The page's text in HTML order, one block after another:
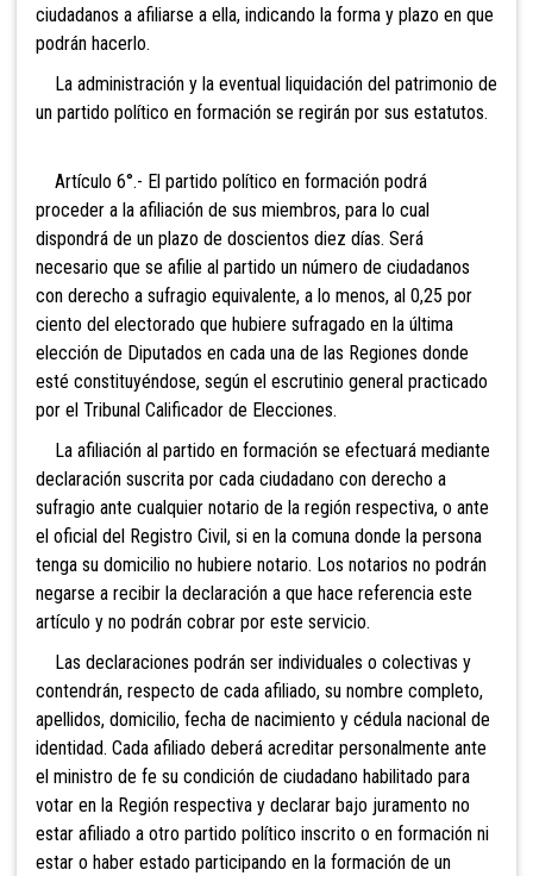
ciudadanos a afiliarse a ella, indicando la forma y plazo en que
podrán hacerlo.
La administración y la eventual liquidación del patrimonio de
un partido político en formación se regirán por sus estatutos.
Artículo 6°.- El partido político en formación podrá
proceder a la afiliación de sus miembros, para lo cual
dispondrá de un plazo de doscientos diez días. Será
necesario que se afilie al partido un número de ciudadanos
con derecho a sufragio equivalente, a lo menos, al 0,25 por
ciento del electorado que hubiere sufragado en la última
elección de Diputados en cada una de las Regiones donde
esté constituyéndose, según el escrutinio general practicado
por el Tribunal Calificador de Elecciones.
La afiliación al partido en formación se efectuará mediante
declaración suscrita por cada ciudadano con derecho a
sufragio ante cualquier notario de la región respectiva, o ante
el oficial del Registro Civil, si en la comuna donde la persona
tenga su domicilio no hubiere notario. Los notarios no podrán
negarse a recibir la declaración a que hace referencia este
artículo y no podrán cobrar por este servicio.
Las declaraciones podrán ser individuales o colectivas y
contendrán, respecto de cada afiliado, su nombre completo,
apellidos, domicilio, fecha de nacimiento y cédula nacional de
identidad. Cada afiliado deberá acreditar personalmente ante
el ministro de fe su condición de ciudadano habilitado para
votar en la Región respectiva y declarar bajo juramento no
estar afiliado a otro partido político inscrito o en formación ni
estar o haber estado participando en la formación de un